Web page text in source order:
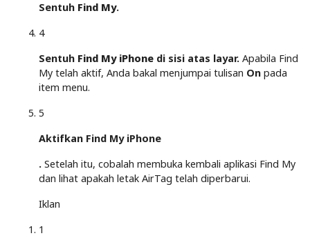
Sentuh Find My.
4
Sentuh Find My iPhone di sisi atas layar. Apabila Find
My telah aktif, Anda bakal menjumpai tulisan On pada
item menu.
5
Aktifkan Find My iPhone
. Setelah itu, cobalah membuka kembali aplikasi Find My
dan lihat apakah letak AirTag telah diperbarui.
Iklan
1